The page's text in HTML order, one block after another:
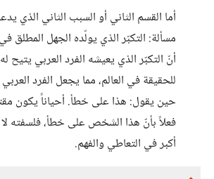
أما القسم الثاني أو السبب الثاني الذي
مسألة: التكبّر الذي يولّده الجهل المطلق
أنّ التكبّر الذي يعيشه الفرد العربي
للحقيقة في العالم، مما يجعل الفرد
حين يقول: هذا على خطأ. أحياناً يكون
فعلاً بأنّ هذا الشخص على خطأ، فلسفته
أكبر في التعاطي والفهم.